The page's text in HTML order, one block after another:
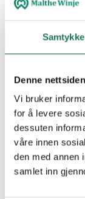
Samtykke
Denne
Vi bruker
for å levere
dessuten
våre innen
den med annen
samlet inn